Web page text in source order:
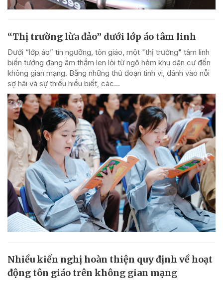
“Thị trường lừa đảo” dưới lớp áo tâm linh
Dưới “lớp áo” tín ngưỡng, tôn giáo, một "thị trường" tâm linh
biến tướng đang âm thầm len lỏi từ ngõ hẻm khu dân cư đến
không gian mạng. Bằng những thủ đoạn tinh vi, đánh vào nỗi
sợ hãi và sự thiếu hiểu biết, các...
Nhiều kiến nghị hoàn thiện quy định về hoạt
động tôn giáo trên không gian mạng